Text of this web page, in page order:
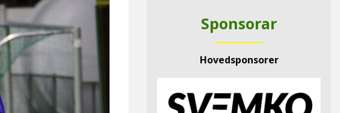
Kontaktpersonar
Stjernelaget
Nyhetsarkiv
Seniorfotball 2026
Treningstilbod
Nyheitsarkiv
Aktuell info m.m.
Nyheitsarkiv
Treningstid
Retningslinjer på trening
Sponsorar
Hovedsponsorer